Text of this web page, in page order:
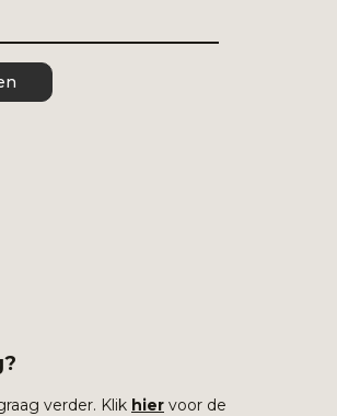
verder. Klik hier voor de